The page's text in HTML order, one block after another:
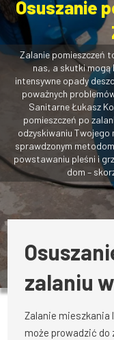
Osuszanie
Zalanie pomieszczeń
nas, a skutki mogą
intensywne opady
poważnych
Sanitarne Łukasz
pomieszczeń po
odzyskiwaniu Twojego
sprawdzonym
powstawaniu pleśni i
dom –
zalaniu
Zalanie mieszkania
może prowadzić